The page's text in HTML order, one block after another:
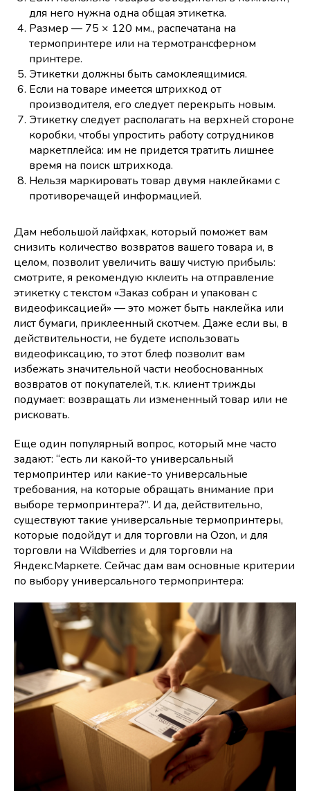
для него нужна одна общая этикетка.
Размер — 75 × 120 мм., распечатана на
термопринтере или на термотрансферном
принтере.
Этикетки должны быть самоклеящимися.
Если на товаре имеется штрихкод от
производителя, его следует перекрыть новым.
Этикетку следует располагать на верхней стороне
коробки, чтобы упростить работу сотрудников
маркетплейса: им не придется тратить лишнее
время на поиск штрихкода.
Нельзя маркировать товар двумя наклейками с
противоречащей информацией.
Дам небольшой лайфхак, который поможет вам
снизить количество возвратов вашего товара и, в
целом, позволит увеличить вашу чистую прибыль:
смотрите, я рекомендую кклеить на отправление
этикетку с текстом «Заказ собран и упакован с
видеофиксацией» — это может быть наклейка или
лист бумаги, приклеенный скотчем. Даже если вы, в
действительности, не будете использовать
видеофиксацию, то этот блеф позволит вам
избежать значительной части необоснованных
возвратов от покупателей, т.к. клиент трижды
подумает: возвращать ли измененный товар или не
рисковать.
Еще один популярный вопрос, который мне часто
задают: “есть ли какой-то универсальный
термопринтер или какие-то универсальные
требования, на которые обращать внимание при
выборе термопринтера?”. И да, действительно,
существуют такие универсальные термопринтеры,
которые подойдут и для торговли на Ozon, и для
торговли на Wildberries и для торговли на
Яндекс.Маркете. Сейчас дам вам основные критерии
по выбору универсального термопринтера: